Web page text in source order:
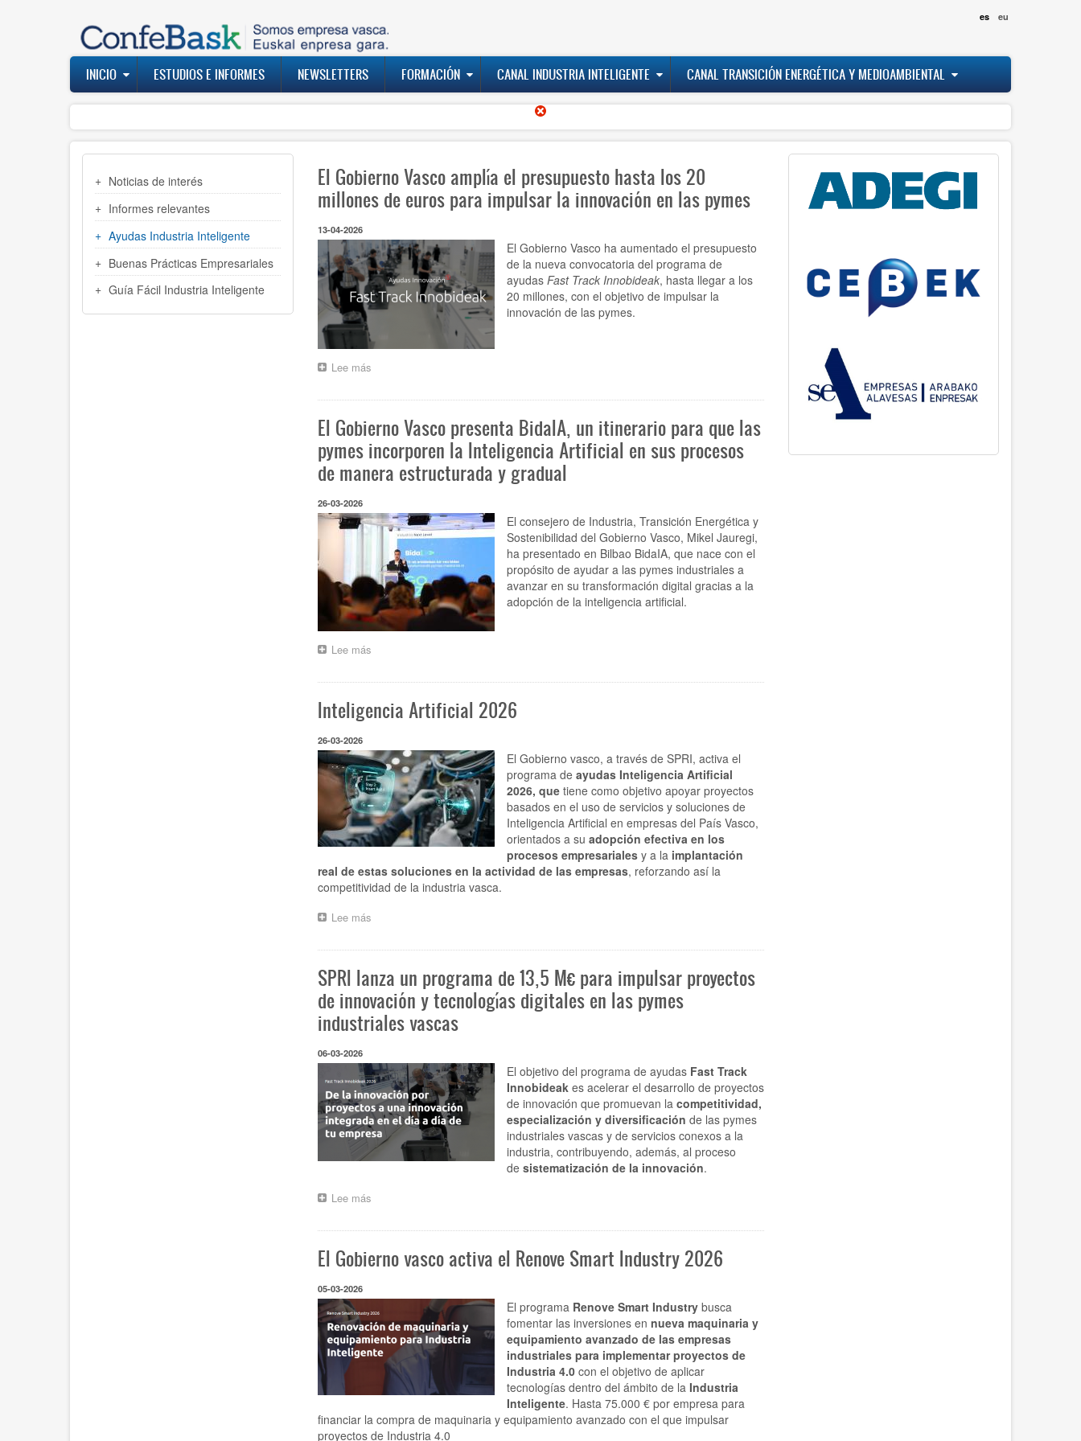
es eu
Navegación
principal
INICIO ESTUDIOS E INFORMES NEWSLETTERS FORMACIÓN CANAL INDUSTRIA INTELIGENTE CANAL TRANSICIÓN ENERGÉTICA Y MEDIOAMBIENTAL
INDUSTRIA
Noticias de interés
Informes relevantes
Ayudas Industria Inteligente
Buenas Prácticas Empresariales
Guía Fácil Industria Inteligente
El Gobierno Vasco amplía el presupuesto hasta los 20
millones de euros para impulsar la innovación en las pymes
13-04-2026
El Gobierno Vasco ha aumentado el presupuesto
de la nueva convocatoria del programa de
ayudas Fast Track Innobideak, hasta llegar a los
20 millones, con el objetivo de impulsar la
innovación de las pymes.
Lee mássobre
Gobierno
amplía
el
presupuesto
hasta
los
millones
de
impulsar
la
innovación
en
las
El Gobierno Vasco presenta BidaIA, un itinerario para que las
pymes incorporen la Inteligencia Artificial en sus procesos
de manera estructurada y gradual
26-03-2026
El consejero de Industria, Transición Energética y
Sostenibilidad del Gobierno Vasco, Mikel Jauregi,
ha presentado en Bilbao BidaIA, que nace con el
propósito de ayudar a las pymes industriales a
avanzar en su transformación digital gracias a la
adopción de la inteligencia artificial.
Lee mássobre
Gobierno
presenta
BidaIA,
itinerario
para
que
las
pymes
incorporen
la
Artificial
en
sus
de
estructurada
gradual
Inteligencia Artificial 2026
26-03-2026
El Gobierno vasco, a través de SPRI, activa el
programa de ayudas Inteligencia Artificial
2026, que tiene como objetivo apoyar proyectos
basados en el uso de servicios y soluciones de
Inteligencia Artificial en empresas del País Vasco,
orientados a su adopción efectiva en los
procesos empresarialesy a la implantación
real de estas soluciones en la actividad de las empresas, reforzando así la
competitividad de la industria vasca.
Lee mássobre
Artificial
SPRI lanza un programa de 13,5 M€ para impulsar proyectos
de innovación y tecnologías digitales en las pymes
industriales vascas
06-03-2026
El objetivo del programa de ayudas Fast Track
Innobideakes acelerar el desarrollo de proyectos
de innovación que promuevan la competitividad,
especialización y diversificación de las pymes
industriales vascas y de servicios conexos a la
industria, contribuyendo, además, al proceso
de sistematización de la innovación.
Lee mássobre
lanza
programa
de
M€
para
impulsar
proyectos
de
innovación
digitales
en
El Gobierno vasco activa el Renove Smart Industry 2026
05-03-2026
El programa Renove Smart Industrybusca
fomentar las inversiones en nueva maquinaria y
equipamiento avanzado de las empresas
industriales para implementar proyectos de
Industria 4.0con el objetivo de aplicar
tecnologías dentro del ámbito de la Industria
Inteligente. Hasta 75.000 € por empresa para
financiar la compra de maquinaria y equipamiento avanzado con el que impulsar
proyectos de Industria 4.0